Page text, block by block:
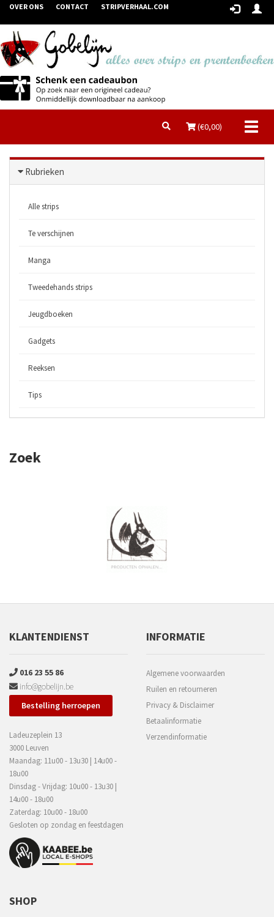
OVER ONS CONTACT STRIPVERHAAL.COM
(€0,00)
Rubrieken
Alle strips
Te verschijnen
Manga
Tweedehands strips
Jeugdboeken
Gadgets
Reeksen
Tips
Zoek
KLANTENDIENST
016 23 55 86
info@gobelijn.be
Bestelling herroepen
Ladeuzeplein 13
3000 Leuven
Maandag: 11u00 - 13u30 | 14u00 -
18u00
Dinsdag - Vrijdag: 10u00 - 13u30 |
14u00 - 18u00
Zaterdag: 10u00 - 18u00
Gesloten op zondag en feestdagen
INFORMATIE
Algemene voorwaarden
Ruilen en retourneren
Privacy & Disclaimer
Betaalinformatie
Verzendinformatie
SHOP